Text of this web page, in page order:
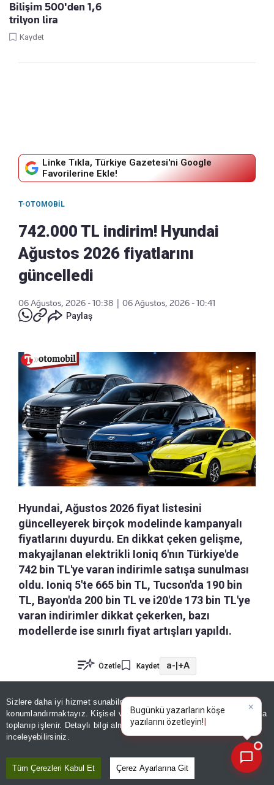
Sizlere daha iyi hizmet sunabilmek adına sitemizde
konumlandırmaktayız. Kişisel verileriniz, KVKK ve GDPR kapsamında
toplanıp işlenir. Detaylı bilgi almak içinAydınlatma Metnimizi
inceleyebilirsiniz.
Tüm Çerezleri Kabul Et Çerez Ayarlarına Git
Bilişim 500'den 1,6
trilyon lira
Kaydet
Linke Tıkla, Türkiye Gazetesi'ni Google
Favorilerine Ekle!
T-OTOMOBIL
742.000 TL indirim! Hyundai
Ağustos 2026 fiyatlarını
güncelledi
06 Ağustos, 2026 - 10:38
06 Ağustos, 2026 - 10:41
Paylaş
Hyundai, Ağustos 2026 fiyat listesini
güncelleyerek birçok modelinde kampanyalı
fiyatlarını duyurdu. En dikkat çeken gelişme,
makyajlanan elektrikli Ioniq 6'nın Türkiye'de
742 bin TL'ye varan indirimle satışa sunulması
oldu. Ioniq 5'te 665 bin TL, Tucson'da 190 bin
TL, Bayon'da 200 bin TL ve i20'de 173 bin TL'ye
varan indirimler dikkat çekerken, bazı
modellerde ise sınırlı fiyat artışları yapıldı.
Özetle Kaydet a-|+A
Sıfır otomobil almayı planlayanlar için
Hyundai'den dikkat çeken fiyat güncellemesi
geldi.Ağustos ayı kampanyalarıkapsamında
başta olmak üzere
birçok modelde büyük indirimler uygulanırken,
Bugünkü yazarların köşe y